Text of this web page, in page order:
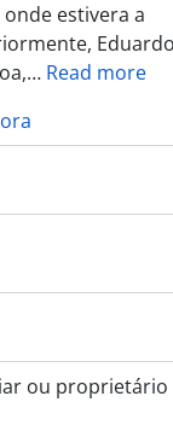
da Mocidade
na Primeira
- padres)
vestida de
de anjinho)
menina na
onde estivera a
Eduardo
… Read more
ou proprietário